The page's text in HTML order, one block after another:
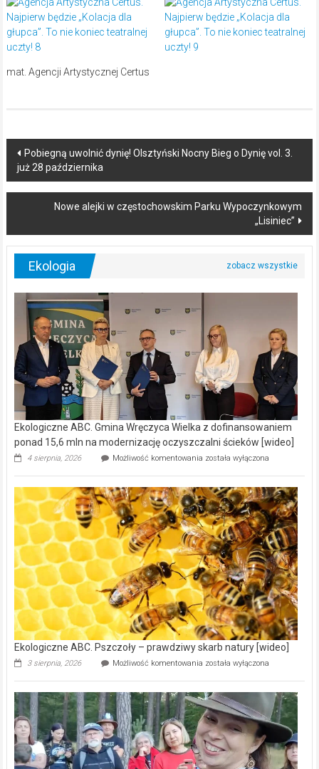
mat. Agencji Artystycznej Certus
Post
navigation
Pobiegną uwolnić dynię! Olsztyński Nocny Bieg o Dynię vol. 3.
już 28 października
Nowe alejki w częstochowskim Parku Wypoczynkowym
„Lisiniec”
Ekologia
Ekologiczne ABC. Gmina Wręczyca Wielka z dofinansowaniem
ponad 15,6 mln na modernizację oczyszczalni ścieków [wideo]
4 sierpnia, 2026 Możliwość komentowania Ekologiczne
Wręczyca
Wielka
z
dofinansowaniem
ponad
15,6
mln
na
modernizację
oczyszczalni
ścieków
[wideo]
została wyłączona
Ekologiczne ABC. Pszczoły – prawdziwy skarb natury [wideo]
3 sierpnia, 2026 Możliwość komentowania Ekologiczne
–
prawdziwy
skarb
natury
[wideo]
została wyłączona